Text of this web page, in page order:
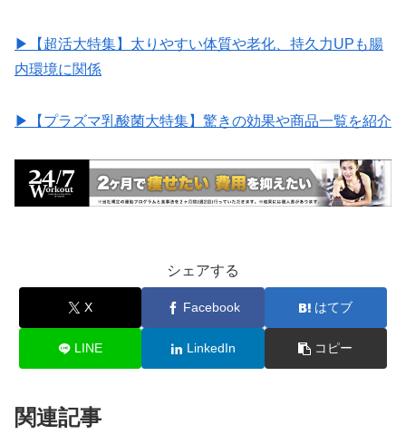
▶︎【超活大特集】太りやすい体質や老化、持久力UPも腸
内環境に関係
▶︎【プラズマ乳酸菌大特集】驚きの効果や商品一覧を紹介
シェアする
X Facebook はてブ
LINE LinkedIn コピー
関連記事